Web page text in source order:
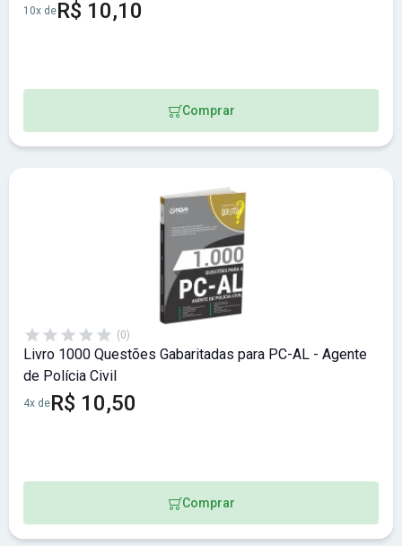
10x deR$ 10,10
Comprar
(0)
Livro 1000 Questões Gabaritadas para PC-AL - Agente
de Polícia Civil
4x deR$ 10,50
Comprar